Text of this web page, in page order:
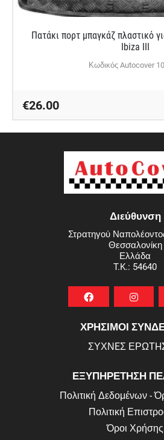
Πατάκι πορτ μπαγκάζ πλαστικό
Ibiza III
Κωδικός Autocover
€26.00
Διεύθυνση
Στρατηγού
Θεσσαλονίκη
Ελλάδα
T.K.: 54640
ΧΡΗΣΙΜΟΙ
ΣΥΧΝEΣ
ΕΞΥΠΗΡΕΤΗΣΗ
Πολιτική Δεδομένων -
Πολιτική
Όροι Χρήσης